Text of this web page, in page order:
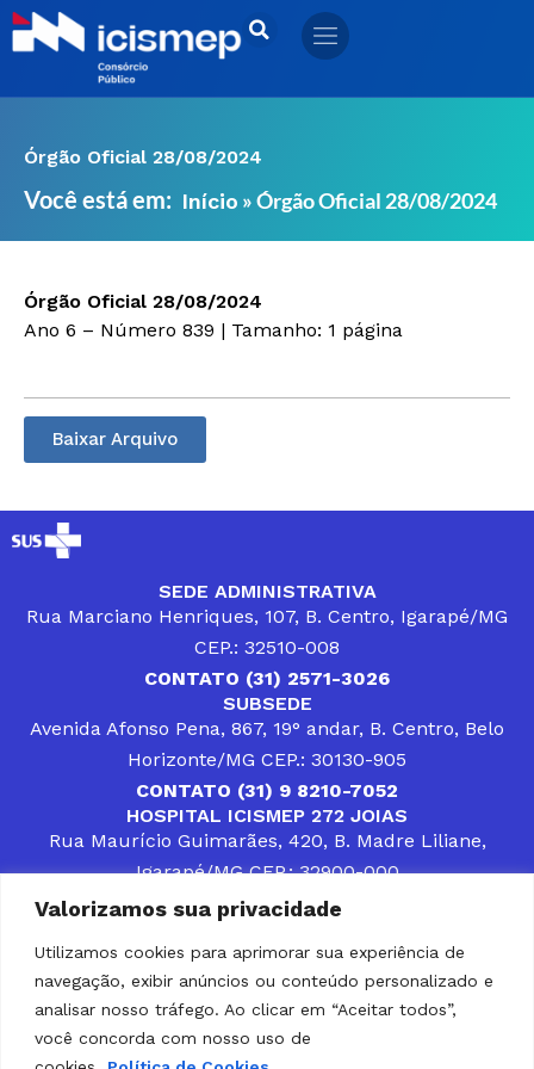
Valorizamos sua privacidade
Utilizamos cookies para aprimorar sua experiência de
navegação, exibir anúncios ou conteúdo personalizado e
analisar nosso tráfego. Ao clicar em “Aceitar todos”,
você concorda com nosso uso de
Ir
para
Órgão Oficial 28/08/2024
Você está em: Início »Órgão Oficial 28/08/2024
Órgão Oficial 28/08/2024
Ano 6 – Número 839 | Tamanho: 1 página
Baixar Arquivo
SEDE ADMINISTRATIVA
Rua Marciano Henriques, 107, B. Centro, Igarapé/MG
CEP.: 32510-008
CONTATO (31) 2571-3026
SUBSEDE
Avenida Afonso Pena, 867, 19° andar, B. Centro, Belo
Horizonte/MG CEP.: 30130-905
CONTATO (31) 9 8210-7052
HOSPITAL ICISMEP 272 JOIAS
Rua Maurício Guimarães, 420, B. Madre Liliane,
Igarapé/MG CEP.: 32900-000
CONTATOS (31) 3512-4400 ou (31) 9 8309-8660
DESENVOLVER SOLUÇÕES, AÇÕES E SERVIÇOS
PÚBLICOS QUE COMPLEMENTEM A ASSISTÊNCIA À
POPULAÇÃO DA REGIÃO EM QUE ATUA, SENDO
PARCEIRO DOS MUNICÍPIOS CONSORCIADOS NA
SOLUÇÃO DE DIFICULDADES ENFRENTADAS POR
GESTORES MUNICIPAIS, É O COMPROMISSO DO
ICISMEP.